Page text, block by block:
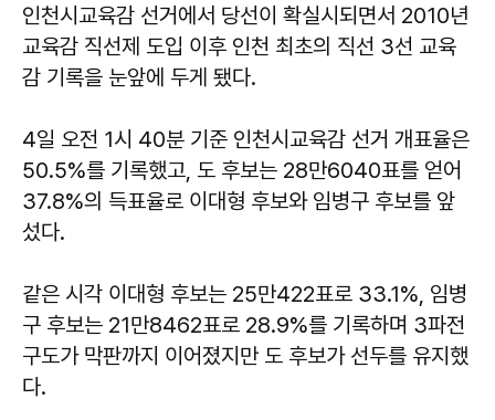
인천시교육감 선거에서 당선이 확실시되면서 2010년
교육감 직선제 도입 이후 인천 최초의 직선 3선 교육
감 기록을 눈앞에 두게 됐다.
4일 오전 1시 40분 기준 인천시교육감 선거 개표율은
50.5%를 기록했고, 도 후보는 28만6040표를 얻어
37.8%의 득표율로 이대형 후보와 임병구 후보를 앞
섰다.
같은 시각 이대형 후보는 25만422표로 33.1%, 임병
구 후보는 21만8462표로 28.9%를 기록하며 3파전
구도가 막판까지 이어졌지만 도 후보가 선두를 유지했
다.